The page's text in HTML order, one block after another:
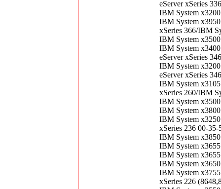
eServer xSeries
IBM System
IBM System
xSeries 366/IBM
IBM System
IBM System
eServer xSeries
IBM System
eServer xSeries
IBM System
xSeries 260/IBM
IBM System
IBM System
IBM System
xSeries 236 00-
IBM System
IBM System
IBM System
IBM System
IBM System
xSeries 226